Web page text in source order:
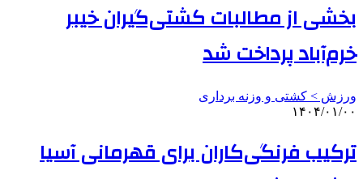
بخشی از مطالبات کشتی‌گیران خیبر
خرم‌آباد پرداخت شد
ورزش > کشتی و وزنه برداری
۱۴۰۴/۰۱/۰۰
ترکیب فرنگی‌کاران برای قهرمانی آسیا